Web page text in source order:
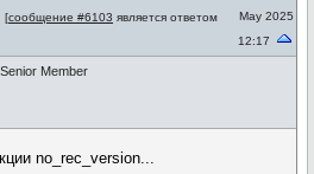
[сообщение #6103 является ответом
May 2025
12:17
Senior Member
no_rec_version...